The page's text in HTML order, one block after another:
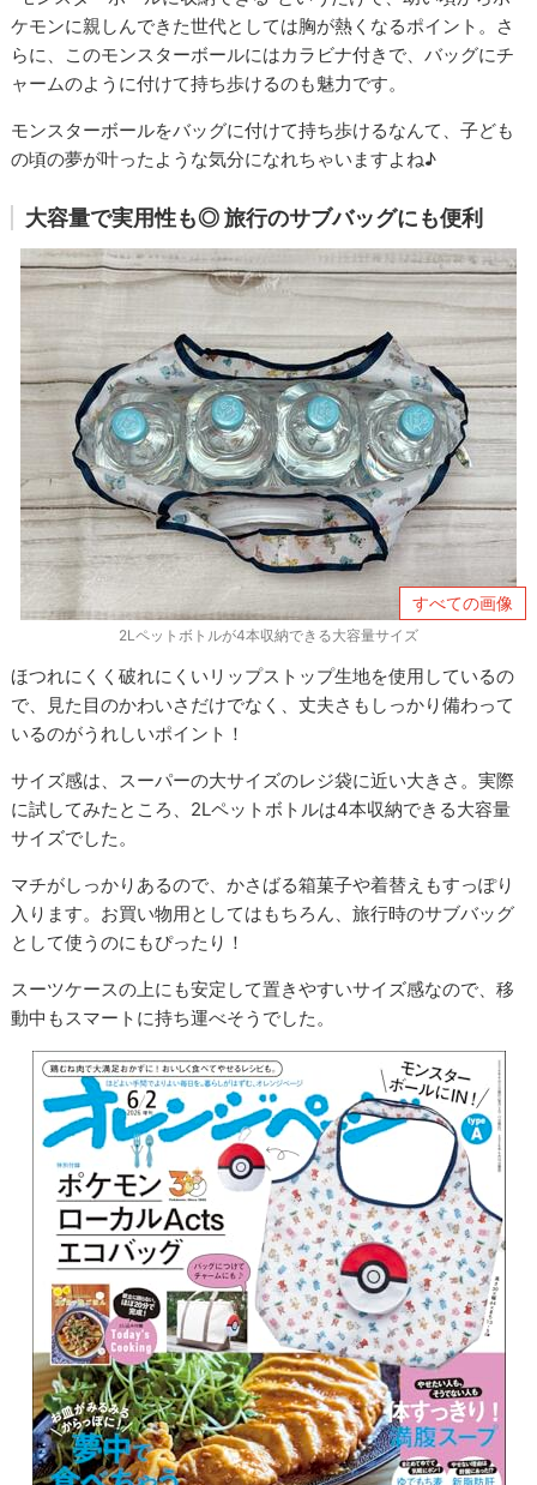
ケモンに親しんできた世代としては胸が熱くなるポイント。さ
らに、このモンスターボールにはカラビナ付きで、バッグにチ
ャームのように付けて持ち歩けるのも魅力です。
モンスターボールをバッグに付けて持ち歩けるなんて、子ども
の頃の夢が叶ったような気分になれちゃいますよね♪
大容量で実用性も◎ 旅行のサブバッグにも便利
すべての画像
2Lペットボトルが4本収納できる大容量サイズ
ほつれにくく破れにくいリップストップ生地を使用しているの
で、見た目のかわいさだけでなく、丈夫さもしっかり備わって
いるのがうれしいポイント！
サイズ感は、スーパーの大サイズのレジ袋に近い大きさ。実際
に試してみたところ、2Lペットボトルは4本収納できる大容量
サイズでした。
マチがしっかりあるので、かさばる箱菓子や着替えもすっぽり
入ります。お買い物用としてはもちろん、旅行時のサブバッグ
として使うのにもぴったり！
スーツケースの上にも安定して置きやすいサイズ感なので、移
動中もスマートに持ち運べそうでした。